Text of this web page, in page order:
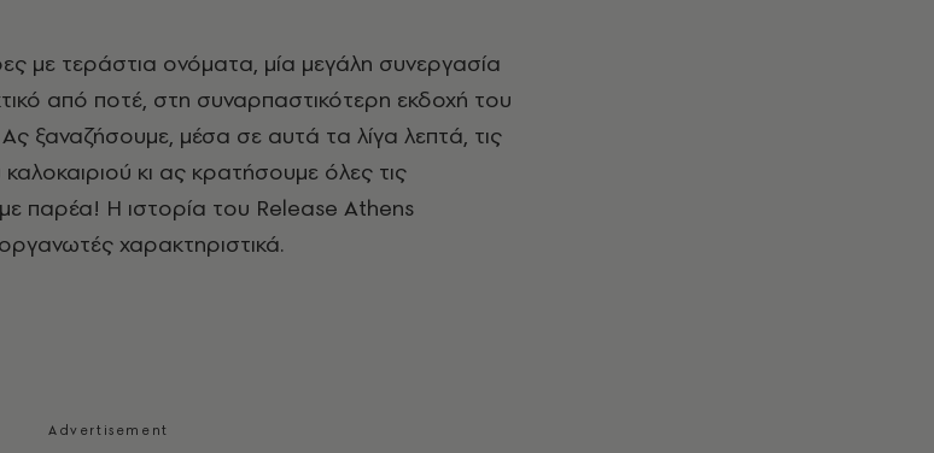
με τεράστια ονόματα, μία μεγάλη συνεργασία
από ποτέ, στη συναρπαστικότερη εκδοχή του
ξαναζήσουμε, μέσα σε αυτά τα λίγα λεπτά, τις
κι ας κρατήσουμε όλες τις
παρέα! Η ιστορία του Release Athens
χαρακτηριστικά.